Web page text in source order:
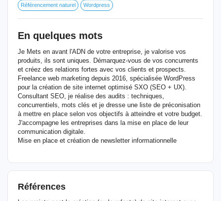
Référencement naturel Wordpress
En quelques mots
Je Mets en avant l'ADN de votre entreprise, je valorise vos
produits, ils sont uniques. Démarquez-vous de vos concurrents
et créez des relations fortes avec vos clients et prospects.
Freelance web marketing depuis 2016, spécialisée WordPress
pour la création de site internet optimisé SXO (SEO + UX).
Consultant SEO, je réalise des audits : techniques,
concurrentiels, mots clés et je dresse une liste de préconisation
à mettre en place selon vos objectifs à atteindre et votre budget.
J'accompagne les entreprises dans la mise en place de leur
communication digitale.
Mise en place et création de newsletter informationnelle
Références